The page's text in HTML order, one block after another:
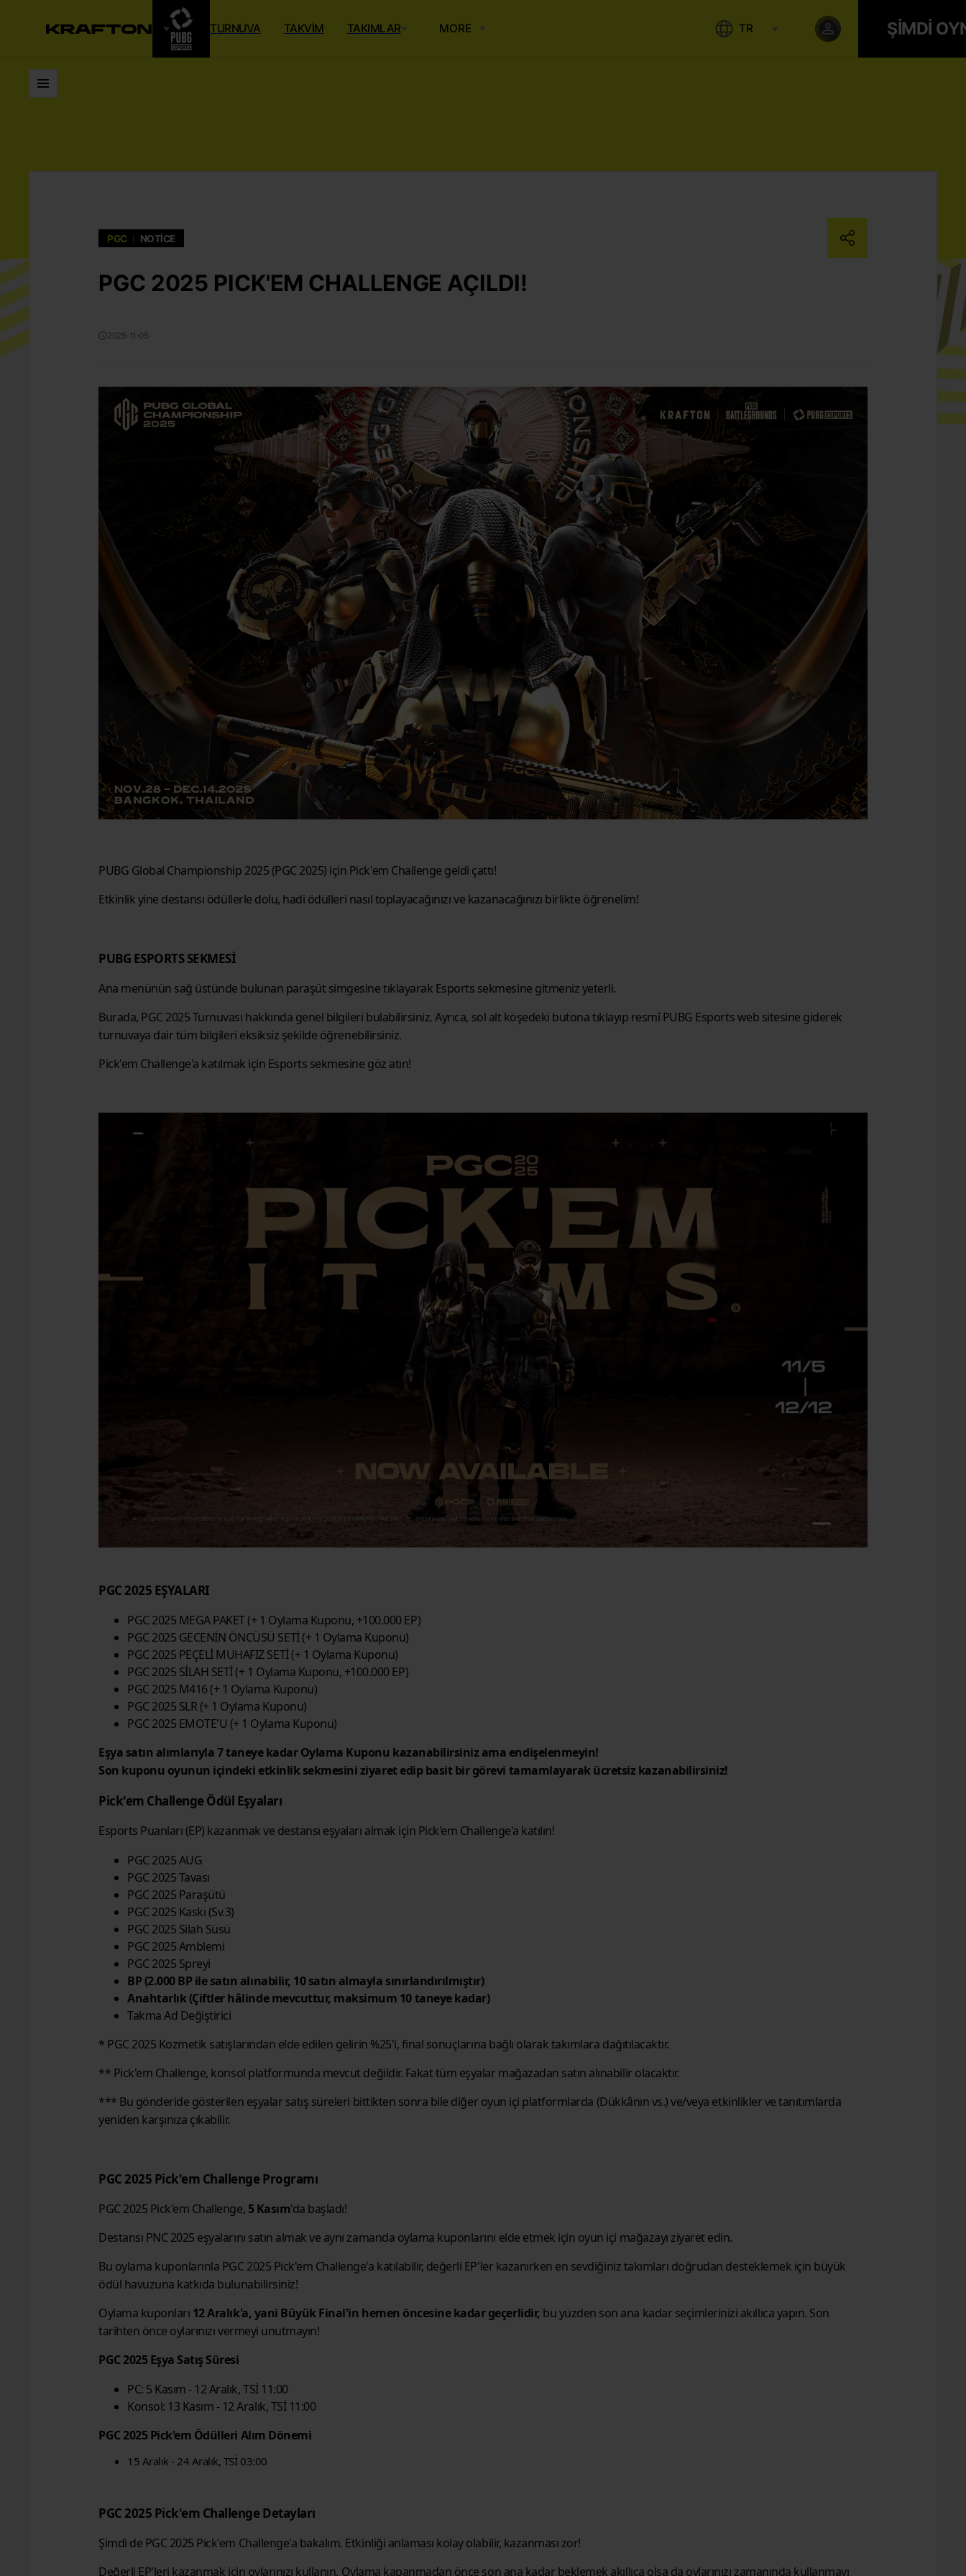
TURNUVA TAKVIM TAKIMLAR MORE TR ŞİMDİ
PGC NOTICE
PGC 2025 PICK'EM CHALLENGE AÇILDI!
2025-11-05
PUBG Global Championship 2025 (PGC 2025) için Pick'em Challenge geldi çattı!
Etkinlik yine destansı ödüllerle dolu, hadi ödülleri nasıl toplayacağınızı ve kazanacağınızı birlikte öğrenelim!
PUBG ESPORTS SEKMESİ
Ana menünün sağ üstünde bulunan paraşüt simgesine tıklayarak Esports sekmesine gitmeniz yeterli.
Burada, PGC 2025 Turnuvası hakkında genel bilgileri bulabilirsiniz. Ayrıca, sol alt köşedeki butona tıklayıp resmî PUBG Esports web sitesine giderek
turnuvaya dair tüm bilgileri eksiksiz şekilde öğrenebilirsiniz.
Pick'em Challenge'a katılmak için Esports sekmesine göz atın!
PGC 2025 EŞYALARI
PGC 2025 MEGA PAKET (+ 1 Oylama Kuponu, +100.000 EP)
PGC 2025 GECENİN ÖNCÜSÜ SETİ (+ 1 Oylama Kuponu)
PGC 2025 PEÇELİ MUHAFIZ SETİ (+ 1 Oylama Kuponu)
PGC 2025 SİLAH SETİ (+ 1 Oylama Kuponu, +100.000 EP)
PGC 2025 M416 (+ 1 Oylama Kuponu)
PGC 2025 SLR (+ 1 Oylama Kuponu)
PGC 2025 EMOTE'U (+ 1 Oylama Kuponu)
Eşya satın alımlarıyla 7 taneye kadar Oylama Kuponu kazanabilirsiniz ama endişelenmeyin!
Son kuponu oyunun içindeki etkinlik sekmesini ziyaret edip basit bir görevi tamamlayarak ücretsiz kazanabilirsiniz!
Pick'em Challenge Ödül Eşyaları
Esports Puanları (EP) kazanmak ve destansı eşyaları almak için Pick'em Challenge'a katılın!
PGC 2025 AUG
PGC 2025 Tavası
PGC 2025 Paraşütü
PGC 2025 Kaskı (Sv.3)
PGC 2025 Silah Süsü
PGC 2025 Amblemi
PGC 2025 Spreyi
BP (2.000 BP ile satın alınabilir, 10 satın almayla sınırlandırılmıştır)
Anahtarlık (Çiftler hâlinde mevcuttur, maksimum 10 taneye kadar)
Takma Ad Değiştirici
* PGC 2025 Kozmetik satışlarından elde edilen gelirin %25'i, final sonuçlarına bağlı olarak takımlara dağıtılacaktır.
** Pick'em Challenge, konsol platformunda mevcut değildir. Fakat tüm eşyalar mağazadan satın alınabilir olacaktır.
*** Bu gönderide gösterilen eşyalar satış süreleri bittikten sonra bile diğer oyun içi platformlarda (Dükkânın vs.) ve/veya etkinlikler ve tanıtımlarda
yeniden karşınıza çıkabilir.
PGC 2025 Pick'em Challenge Programı
PGC 2025 Pick'em Challenge, 5 Kasım'da başladı!
Destansı PNC 2025 eşyalarını satın almak ve aynı zamanda oylama kuponlarını elde etmek için oyun içi mağazayı ziyaret edin.
Bu oylama kuponlarınla PGC 2025 Pick'em Challenge'a katılabilir, değerli EP'ler kazanırken en sevdiğiniz takımları doğrudan desteklemek için büyük
ödül havuzuna katkıda bulunabilirsiniz!
Oylama kuponları 12 Aralık'a, yani Büyük Final'in hemen öncesine kadar geçerlidir, bu yüzden son ana kadar seçimlerinizi akıllıca yapın. Son
tarihten önce oylarınızı vermeyi unutmayın!
PGC 2025 Eşya Satış Süresi
PC: 5 Kasım - 12 Aralık, TSİ 11:00
Konsol: 13 Kasım - 12 Aralık, TSİ 11:00
PGC 2025 Pick'em Ödülleri Alım Dönemi
15 Aralık - 24 Aralık, TSİ 03:00
PGC 2025 Pick'em Challenge Detayları
Şimdi de PGC 2025 Pick'em Challenge'a bakalım. Etkinliği anlaması kolay olabilir, kazanması zor!
Değerli EP'leri kazanmak için oylarınızı kullanın. Oylama kapanmadan önce son ana kadar beklemek akıllıca olsa da oylarınızı zamanında kullanmayı